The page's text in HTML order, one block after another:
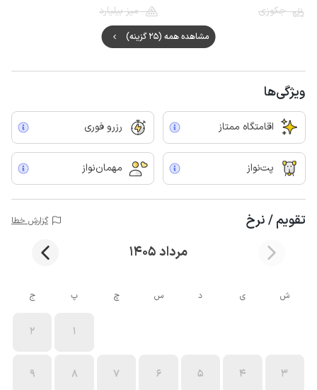
جکوزی
میز بیلیارد
مشاهده همه (25 گزینه)
ویژگی‌ها
اقامتگاه ممتاز رزرو فوری
پت‌نواز مهمان‌نواز
تقویم / نرخ گزارش خطا
مرداد 1405
ش ی د س چ پ ج
1
2
3
4
5
6
7
8
9